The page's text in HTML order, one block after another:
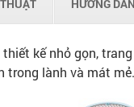
HƯỚNG
kế nhỏ gọn,
trong lành và mát mẻ.